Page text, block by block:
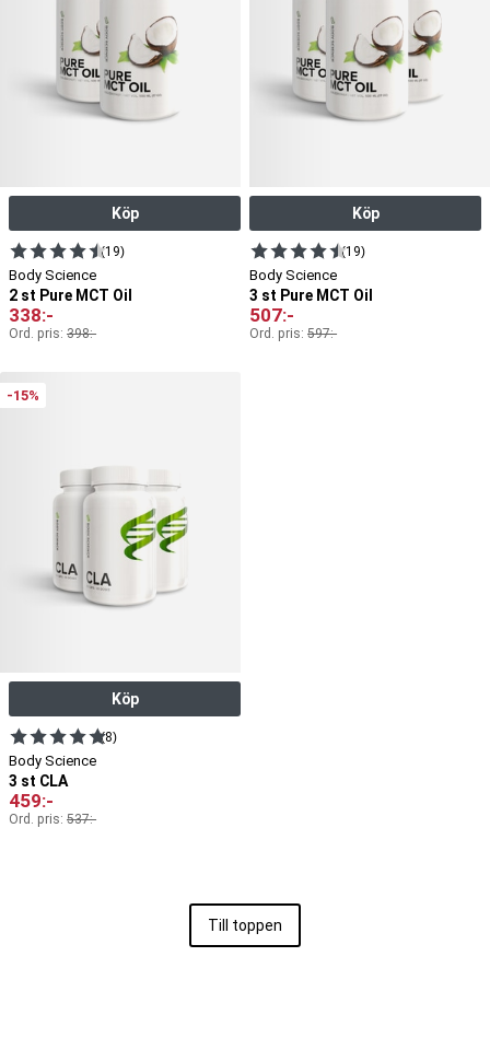
Köp
(19)
Body Science
2 st Pure MCT Oil
338:-
Ord. pris: 398:-
Köp
(19)
Body Science
3 st Pure MCT Oil
507:-
Ord. pris: 597:-
-15%
Köp
(8)
Body Science
3 st CLA
459:-
Ord. pris: 537:-
Till toppen